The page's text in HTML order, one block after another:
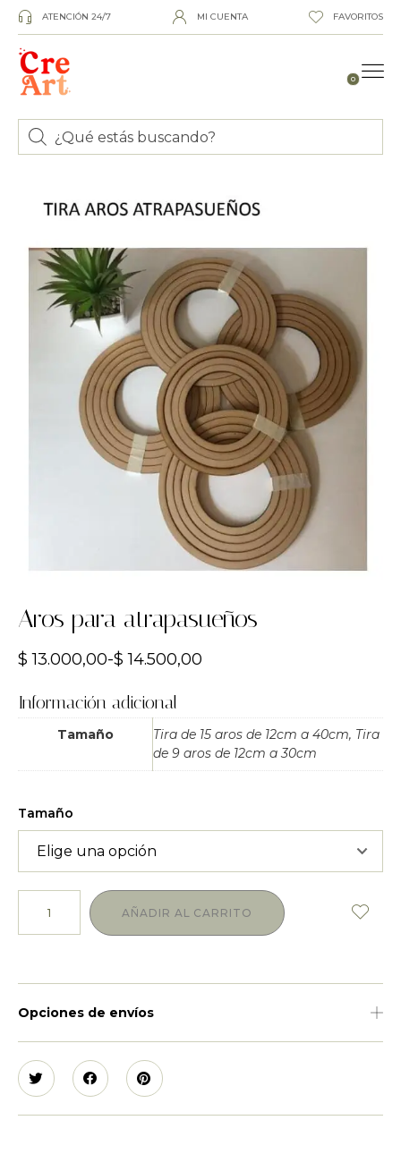
ATENCIÓN 24/7 MI CUENTA FAVORITOS
0
Aros para atrapasueños
$ 13.000,00-$ 14.500,00
Información adicional
Tamaño
Tira de 15 aros de 12cm a 40cm, Tira
de 9 aros de 12cm a 30cm
Tamaño
AÑADIR AL CARRITO
Opciones de envíos